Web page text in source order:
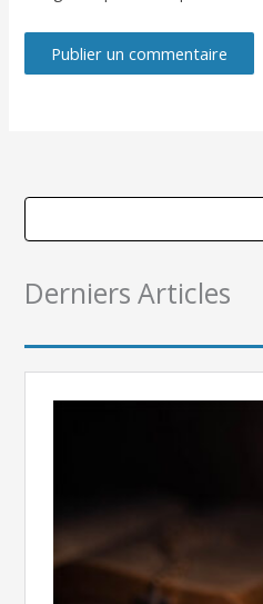
Derniers Articles